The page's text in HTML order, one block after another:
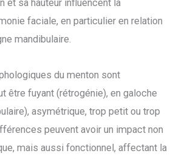
et sa hauteur influencent la
faciale, en particulier en relation
mandibulaire.
du menton sont
être fuyant (rétrogénie), en galoche
asymétrique, trop petit ou trop
peuvent avoir un impact non
mais aussi fonctionnel, affectant la